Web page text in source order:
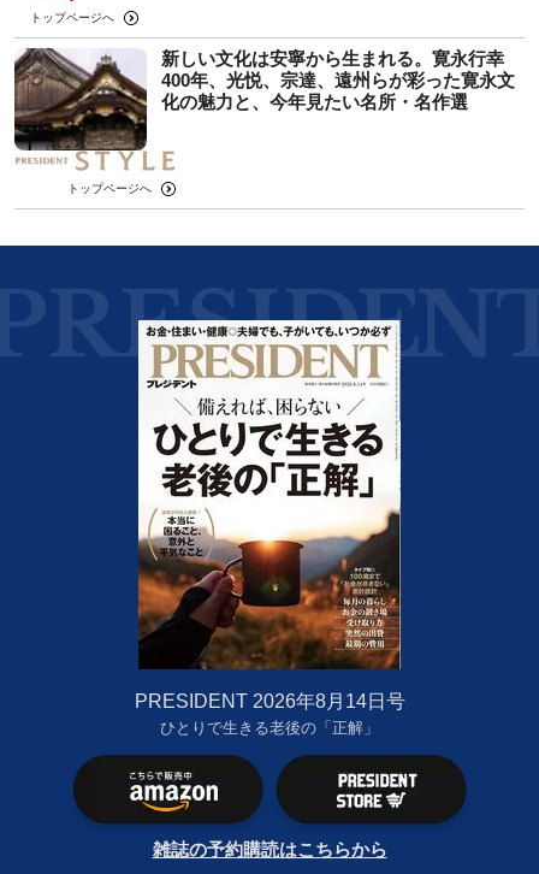
トップページへ
新しい文化は安寧から生まれる。寛永行幸
400年、光悦、宗達、遠州らが彩った寛永文
化の魅力と、今年見たい名所・名作選
トップページへ
PRESIDENT 2026年8月14日号
ひとりで生きる老後の「正解」
雑誌の予約購読はこちらから